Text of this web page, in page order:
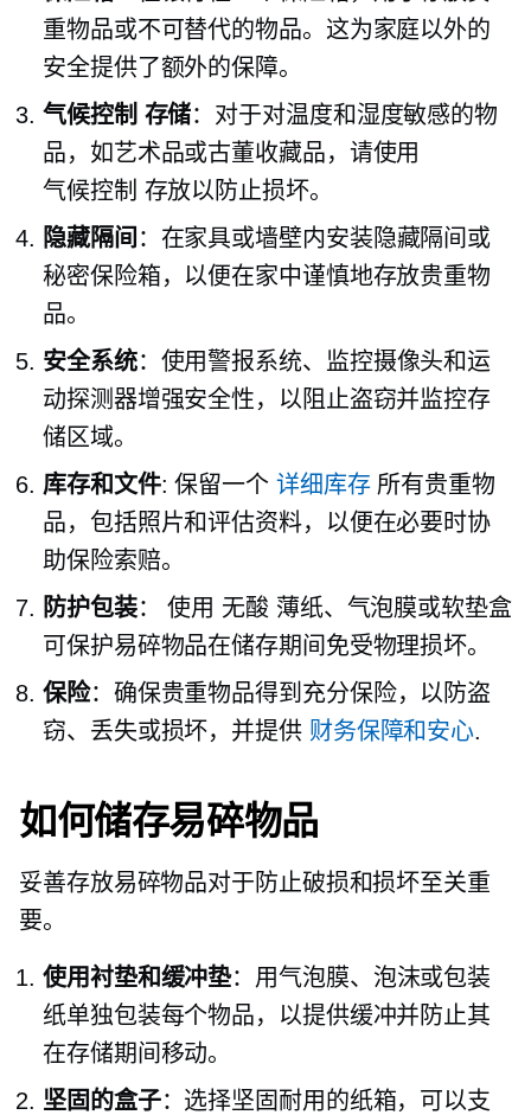
重物品或不可替代的物品。这为家庭以外的
安全提供了额外的保障。
气候控制 存储：对于对温度和湿度敏感的物
品，如艺术品或古董收藏品，请使用
气候控制 存放以防止损坏。
隐藏隔间 ：在家具或墙壁内安装隐藏隔间或
秘密保险箱，以便在家中谨慎地存放贵重物
品。
安全系统：使用警报系统、监控摄像头和运
动探测器增强安全性，以阻止盗窃并监控存
储区域。
库存和文件: 保留一个 详细库存所有贵重物
品，包括照片和评估资料，以便在必要时协
助保险索赔。
防护包装： 使用 无酸 薄纸、气泡膜或软垫盒
可保护易碎物品在储存期间免受物理损坏。
保险：确保贵重物品得到充分保险，以防盗
窃、丢失或损坏，并提供 财务保障和安心.
如何储存易碎物品
妥善存放易碎物品对于防止破损和损坏至关重
要。
使用衬垫和缓冲垫：用气泡膜、泡沫或包装
纸单独包装每个物品，以提供缓冲并防止其
在存储期间移动。
坚固的盒子：选择坚固耐用的纸箱，可以支